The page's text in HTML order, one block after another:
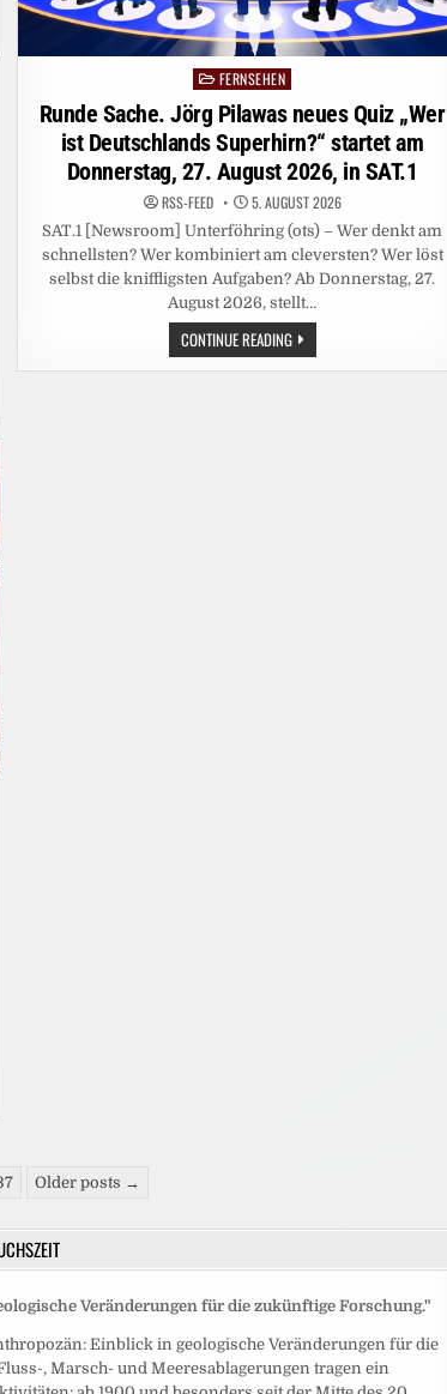
Posted
in
FERNSEHEN
Runde Sache. Jörg Pilawas neues Quiz „Wer
ist Deutschlands Superhirn?“ startet am
Donnerstag, 27. August 2026, in SAT.1
RSS-FEED 5. AUGUST 2026
SAT.1 [Newsroom] Unterföhring (ots) – Wer denkt am
schnellsten? Wer kombiniert am cleversten? Wer löst
selbst die kniffligsten Aufgaben? Ab Donnerstag, 27.
August 2026, stellt…
CONTINUE READINGRUNDE
SACHE.
JÖRG
Older posts →
Veränderungen für die zukünftige Forschung."
Einblick in geologische Veränderungen für die
, Marsch- und Meeresablagerungen tragen ein